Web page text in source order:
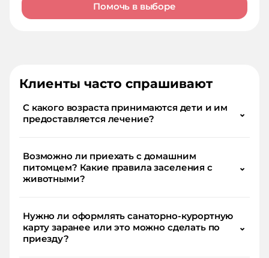
Помочь в выборе
Клиенты часто спрашивают
С какого возраста принимаются дети и им
предоставляется лечение?
⌄
Возможно ли приехать с домашним
питомцем? Какие правила заселения с
животными?
⌄
Нужно ли оформлять санаторно-курортную
карту заранее или это можно сделать по
приезду?
⌄